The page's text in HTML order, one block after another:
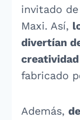
invitado
Maxi. Así,
divertían
creatividad
fabricado
Además,